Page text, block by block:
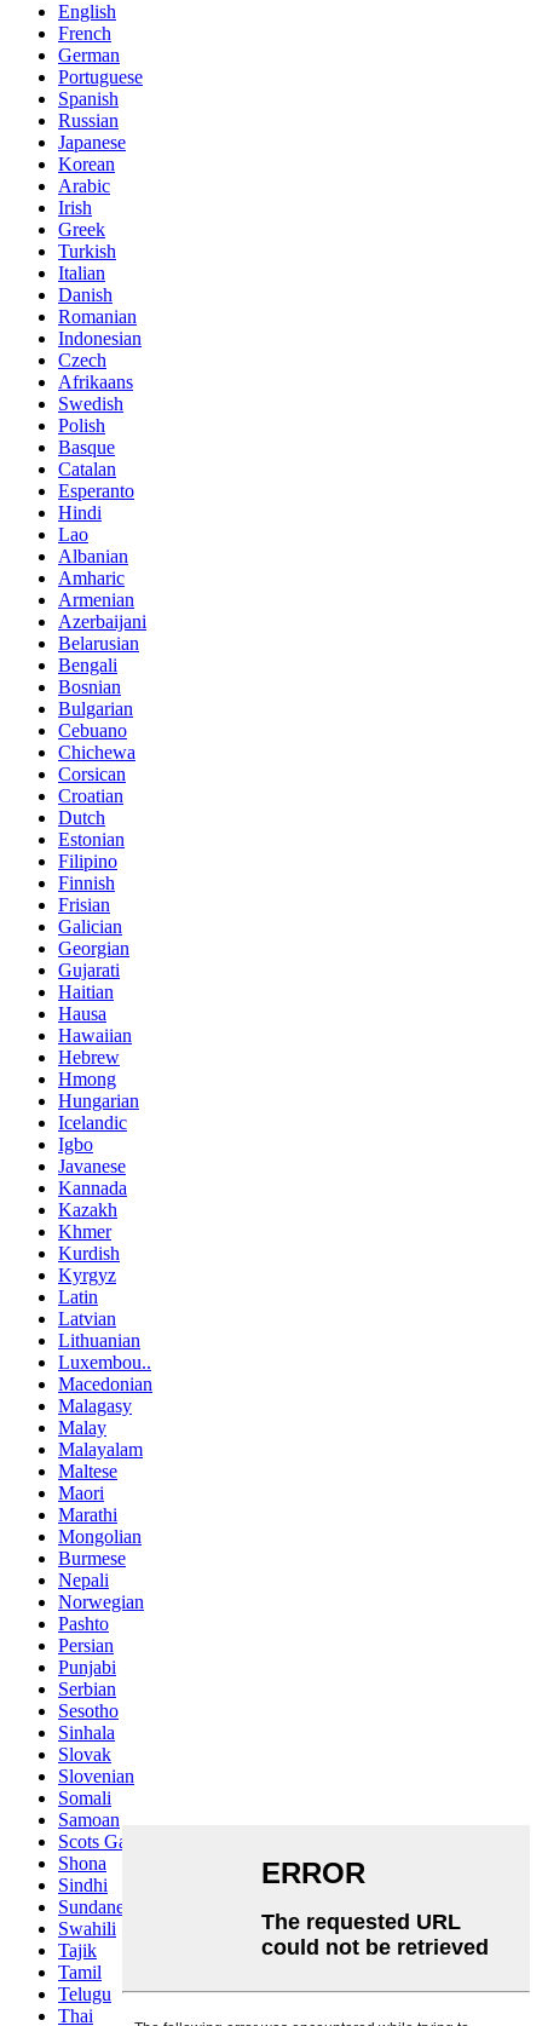
English
French
German
Portuguese
Spanish
Russian
Japanese
Korean
Arabic
Irish
Greek
Turkish
Italian
Danish
Romanian
Indonesian
Czech
Afrikaans
Swedish
Polish
Basque
Catalan
Esperanto
Hindi
Lao
Albanian
Amharic
Armenian
Azerbaijani
Belarusian
Bengali
Bosnian
Bulgarian
Cebuano
Chichewa
Corsican
Croatian
Dutch
Estonian
Filipino
Finnish
Frisian
Galician
Georgian
Gujarati
Haitian
Hausa
Hawaiian
Hebrew
Hmong
Hungarian
Icelandic
Igbo
Javanese
Kannada
Kazakh
Khmer
Kurdish
Kyrgyz
Latin
Latvian
Lithuanian
Luxembou..
Macedonian
Malagasy
Malay
Malayalam
Maltese
Maori
Marathi
Mongolian
Burmese
Nepali
Norwegian
Pashto
Persian
Punjabi
Serbian
Sesotho
Sinhala
Slovak
Slovenian
Somali
Samoan
Scots Gaelic
Shona
Sindhi
Sundanese
Swahili
Tajik
Tamil
Telugu
Thai